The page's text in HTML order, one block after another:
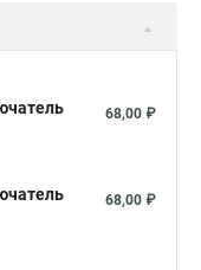
68,00 ₽
68,00 ₽